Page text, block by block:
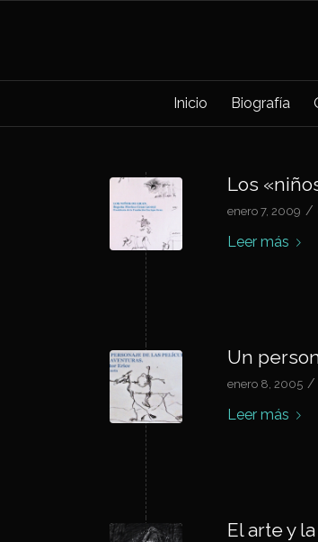
Inicio Biografía
Los
enero 7, 2009 /
Leer más
Un
enero 8, 2005 /
Leer más
El arte y